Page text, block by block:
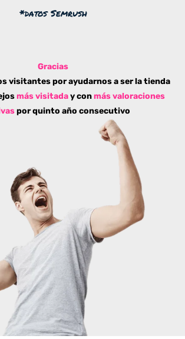
*datos Semrush
Gracias
visitantes por ayudarnos a ser la tienda
más visitaday conmás valoraciones
por quinto año consecutivo